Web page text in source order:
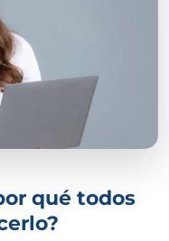
qué todos